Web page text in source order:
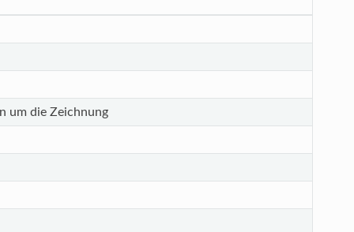
um die Zeichnung